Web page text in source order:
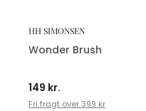
HH SIMONSEN
Wonder Brush
149 kr.
Fri fragt over 399 kr